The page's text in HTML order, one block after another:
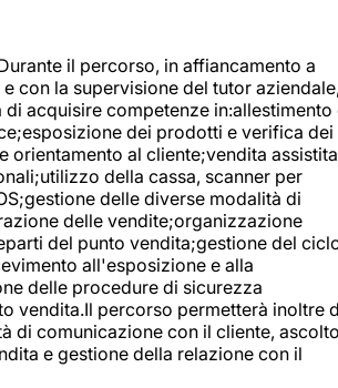
il percorso, in affiancamento a
con la supervisione del tutor
acquisire competenze in:allestimento
dei prodotti e verifica dei
orientamento al cliente;vendita assistita
della cassa, scanner per
delle diverse modalità di
delle vendite;organizzazione
del punto vendita;gestione del
all'esposizione e alla
delle procedure di sicurezza
vendita.Il percorso permetterà inoltre
di comunicazione con il cliente,
e gestione della relazione con il